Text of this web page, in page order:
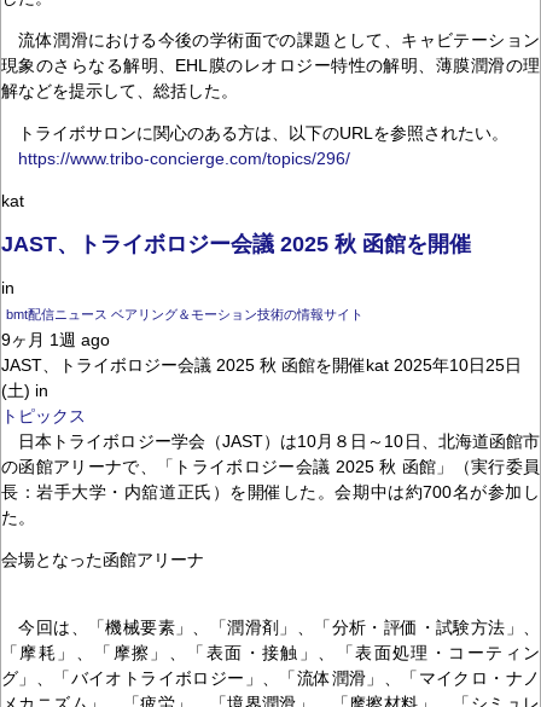
流体潤滑における今後の学術面での課題として、キャビテーション
現象のさらなる解明、EHL膜のレオロジー特性の解明、薄膜潤滑の理
解などを提示して、総括した。
トライボサロンに関心のある方は、以下のURLを参照されたい。
https://www.tribo-concierge.com/topics/296/
kat
JAST、トライボロジー会議 2025 秋 函館を開催
in
bmt配信ニュース ベアリング＆モーション技術の情報サイト
9ヶ月 1週 ago
JAST、トライボロジー会議 2025 秋 函館を開催kat 2025年10日25日
(土) in
トピックス
日本トライボロジー学会（JAST）は10月８日～10日、北海道函館市
の函館アリーナで、「トライボロジー会議 2025 秋 函館」（実行委員
長：岩手大学・内舘道正氏）を開催した。会期中は約700名が参加し
た。
会場となった函館アリーナ
今回は、「機械要素」、「潤滑剤」、「分析・評価・試験方法」、
「摩耗」、「摩擦」、「表面・接触」、「表面処理・コーティン
グ」、「バイオトライボロジー」、「流体潤滑」、「マイクロ・ナノ
メカニズム」、「疲労」、「境界潤滑」、「摩擦材料」、「シミュレ